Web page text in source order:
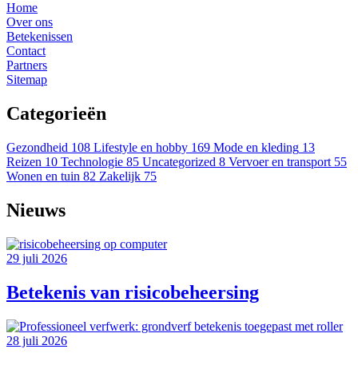
Home
Over ons
Betekenissen
Contact
Partners
Sitemap
Categorieën
Gezondheid 108 Lifestyle en hobby 169 Mode en kleding 13
Reizen 10 Technologie 85 Uncategorized 8 Vervoer en transport 55
Wonen en tuin 82 Zakelijk 75
Nieuws
29 juli 2026
Betekenis van risicobeheersing
28 juli 2026